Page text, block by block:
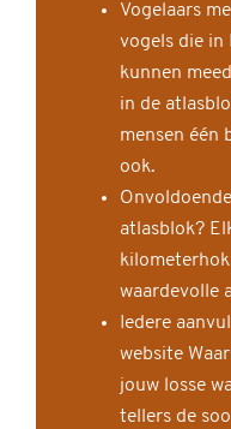
Vogelaars
vogels die in
kunnen
in de
mensen één
ook.
atlasblok?
waardevolle
Iedere
website
jouw losse
tellers de